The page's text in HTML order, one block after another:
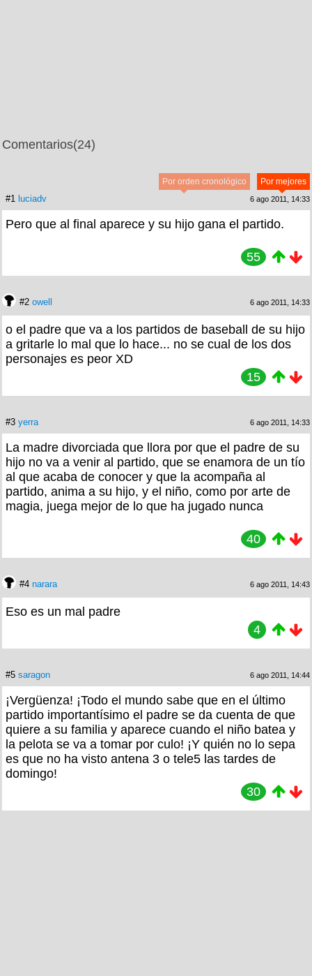
Comentarios(24)
Por mejores
Por orden cronológico
#1 luciadv 6 ago 2011, 14:33
Pero que al final aparece y su hijo gana el partido.
55
#2 owell 6 ago 2011, 14:33
o el padre que va a los partidos de baseball de su hijo
a gritarle lo mal que lo hace... no se cual de los dos
personajes es peor XD
15
#3 yerra 6 ago 2011, 14:33
La madre divorciada que llora por que el padre de su
hijo no va a venir al partido, que se enamora de un tío
al que acaba de conocer y que la acompaña al
partido, anima a su hijo, y el niño, como por arte de
magia, juega mejor de lo que ha jugado nunca
40
#4 narara 6 ago 2011, 14:43
Eso es un mal padre
4
#5 saragon 6 ago 2011, 14:44
¡Vergüenza! ¡Todo el mundo sabe que en el último
partido importantísimo el padre se da cuenta de que
quiere a su familia y aparece cuando el niño batea y
la pelota se va a tomar por culo! ¡Y quién no lo sepa
es que no ha visto antena 3 o tele5 las tardes de
domingo!
30